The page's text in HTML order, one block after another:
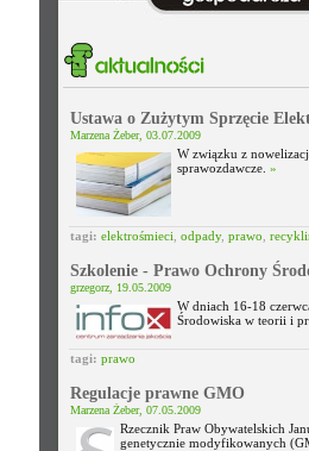
Ustawa o Zużytym Sprzęcie
Marzena Żeber, 03.07.2009
W związku z
sprawozdawcze. »
tagi: elektrośmieci odpady, prawo
Szkolenie - Prawo Ochrony
grzegorz, 19.05.2009
W dniach 16-18
Środowiska w teorii i
tagi: prawo
Regulacje prawne GMO
Marzena Żeber, 07.05.2009
Rzecznik Praw Obywatelskich
genetycznie modyfikowanych